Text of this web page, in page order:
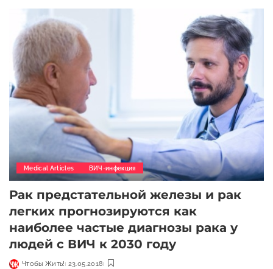
Medical Articles ВИЧ-инфекция
Рак предстательной железы и рак
легких прогнозируются как
наиболее частые диагнозы рака у
людей с ВИЧ к 2030 году
Чтобы Жить! 23.05.2018